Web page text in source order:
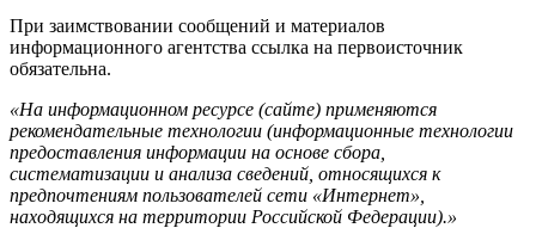
При заимствовании сообщений и материалов
информационного агентства ссылка на первоисточник
обязательна.
«На информационном ресурсе (сайте) применяются
рекомендательные технологии (информационные технологии
предоставления информации на основе сбора,
систематизации и анализа сведений, относящихся к
предпочтениям пользователей сети «Интернет»,
находящихся на территории Российской Федерации).»